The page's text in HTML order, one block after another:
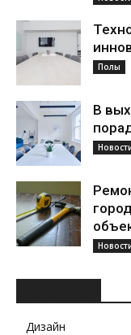
Полы
В
Дизайн